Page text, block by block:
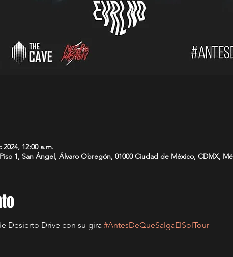
12:00 a.m.
1, San Ángel, Álvaro Obregón, 01000 Ciudad de México, CDMX,
Desierto Drive con su gira #AntesDeQueSalgaElSolTour